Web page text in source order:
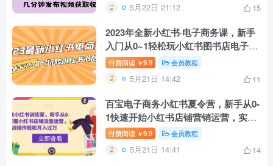
5月22日 21:12 15
2023年全新小红书·电子商务课，新手
入门从0~1轻松玩小红书图书店电子商
务
付费阅读 ￥9.9 会员教程
5月21日 14:42 11
百宝电子商务小红书夏令营，新手从0-
1快速开始小红书店铺营销运营，实战
模拟操作流程轻松，月收入超过1万
付费阅读 ￥9.9 会员教程
5月21日 14:41 14